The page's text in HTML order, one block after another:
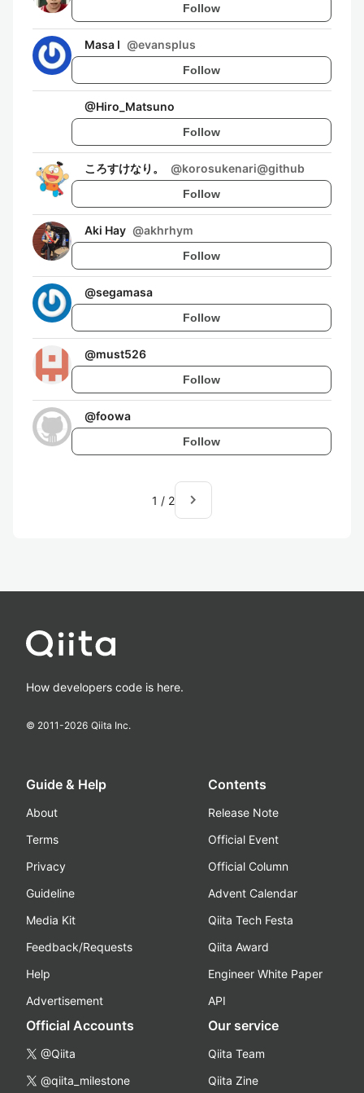
Follow
Masa I @evansplus
Follow
@Hiro_Matsuno
Follow
ころすけなり。 @korosukenari@github
Follow
Aki Hay @akhrhym
Follow
@segamasa
Follow
@must526
Follow
@foowa
Follow
1 / 2 navigate_next
How developers code is here.
© 2011-2026 Qiita Inc.
Guide & Help
About
Terms
Privacy
Guideline
Media Kit
Feedback/Requests
Help
Advertisement
Contents
Release Note
Official Event
Official Column
Advent Calendar
Qiita Tech Festa
Qiita Award
Engineer White Paper
API
Official Accounts
@Qiita
@qiita_milestone
Our service
Qiita Team
Qiita Zine